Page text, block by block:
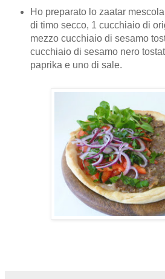
Ho preparato lo zaatar
di timo secco, 1 cucchiaio di
mezzo cucchiaio di sesamo
cucchiaio di sesamo nero
paprika e uno di sale.